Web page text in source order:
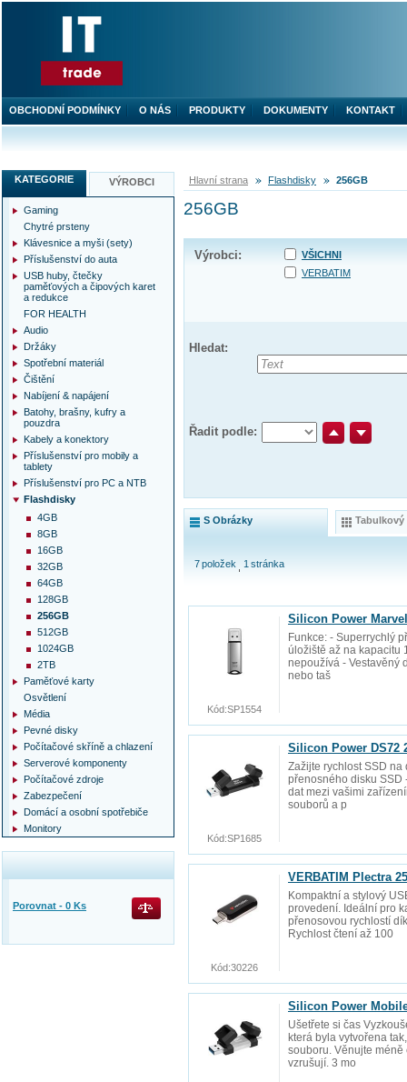
Hlavní strana Flashdisky 256GB
256GB
Výrobci:
VŠICHNI
VERBATIM
Hledat:
Řadit podle:
S Obrázky Tabulkový
7položek 1 stránka
Silicon Power
Funkce: - Superrychlý
úložiště až na kapacitu
nepoužívá - Vestavěný
nebo taš
Kód:SP1554
Silicon Power DS72
Zažijte rychlost SSD
přenosného disku SSD
dat mezi vašimi
souborů a p
Kód:SP1685
VERBATIM Plectra
Kompaktní a stylový
provedení. Ideální pro
přenosovou rychlostí
Rychlost čtení až 100
Kód:30226
Silicon Power
Ušetřete si čas
která byla vytvořena
souboru. Věnujte
vzrušují. 3 mo
KATEGORIE VÝROBCI
Gaming
Chytré prsteny
Klávesnice a myši (sety)
Příslušenství do auta
USB huby, čtečky
paměťových a čipových karet
a redukce
FOR HEALTH
Audio
Držáky
Spotřební materiál
Čištění
Nabíjení & napájení
Batohy, brašny, kufry a
pouzdra
Kabely a konektory
Příslušenství pro mobily a
tablety
Příslušenství pro PC a NTB
Flashdisky
4GB
8GB
16GB
32GB
64GB
128GB
256GB
512GB
1024GB
2TB
Paměťové karty
Osvětlení
Média
Pevné disky
Počítačové skříně a chlazení
Serverové komponenty
Počítačové zdroje
Zabezpečení
Domácí a osobní spotřebiče
Monitory
Porovnat - 0 Ks
OBCHODNÍ PODMÍNKY O NÁS PRODUKTY DOKUMENTY KONTAKT